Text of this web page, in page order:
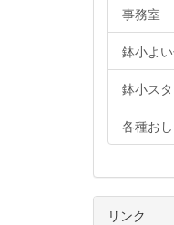
事務室
鉢小よ
鉢小ス
各種お
リンク